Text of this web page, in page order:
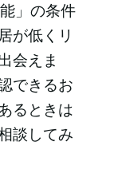
」の条件
が低くリ
会えま
できるお
るときは
談してみ